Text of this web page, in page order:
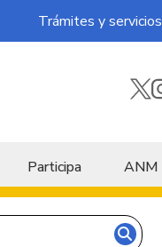
Trámites y servicios
Participa ANM